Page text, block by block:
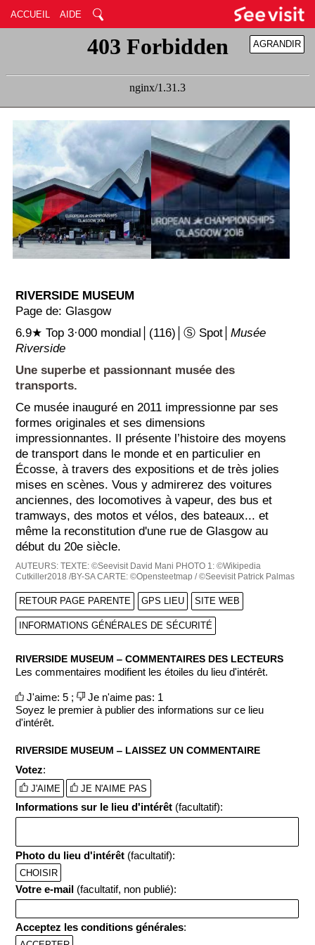
ACCUEIL AIDE
RÉDUIRE
AGRANDIR
RIVERSIDE MUSEUM
Page de: Glasgow
6.9★ Top 3·000 mondial│(116)│Ⓢ Spot│Musée
Riverside
Une superbe et passionnant musée des
transports.
Ce musée inauguré en 2011 impressionne par ses
formes originales et ses dimensions
impressionnantes. Il présente l’histoire des moyens
de transport dans le monde et en particulier en
Écosse, à travers des expositions et de très jolies
mises en scènes. Vous y admirerez des voitures
anciennes, des locomotives à vapeur, des bus et
tramways, des motos et vélos, des bateaux... et
même la reconstitution d'une rue de Glasgow au
début du 20e siècle.
AUTEURS:TEXTE: ©Seevisit David Mani PHOTO 1: ©Wikipedia
Cutkiller2018 /BY-SA CARTE: ©Opensteetmap / ©Seevisit Patrick Palmas
RETOUR PAGE PARENTE GPS LIEU SITE WEB
INFORMATIONS GÉNÉRALES DE SÉCURITÉ
RIVERSIDE MUSEUM ‒ COMMENTAIRES DES LECTEURS
Les commentaires modifient les étoiles du lieu d'intérêt.
J'aime: 5 ;
Je n'aime pas: 1
Soyez le premier à publier des informations sur ce lieu
d'intérêt.
RIVERSIDE MUSEUM ‒ LAISSEZ UN COMMENTAIRE
Votez:
J'AIME JE N'AIME PAS
Informations sur le lieu d'intérêt (facultatif):
Photo du lieu d'intérêt (facultatif):
CHOISIR
Votre e-mail (facultatif, non publié):
Acceptez les conditions générales: